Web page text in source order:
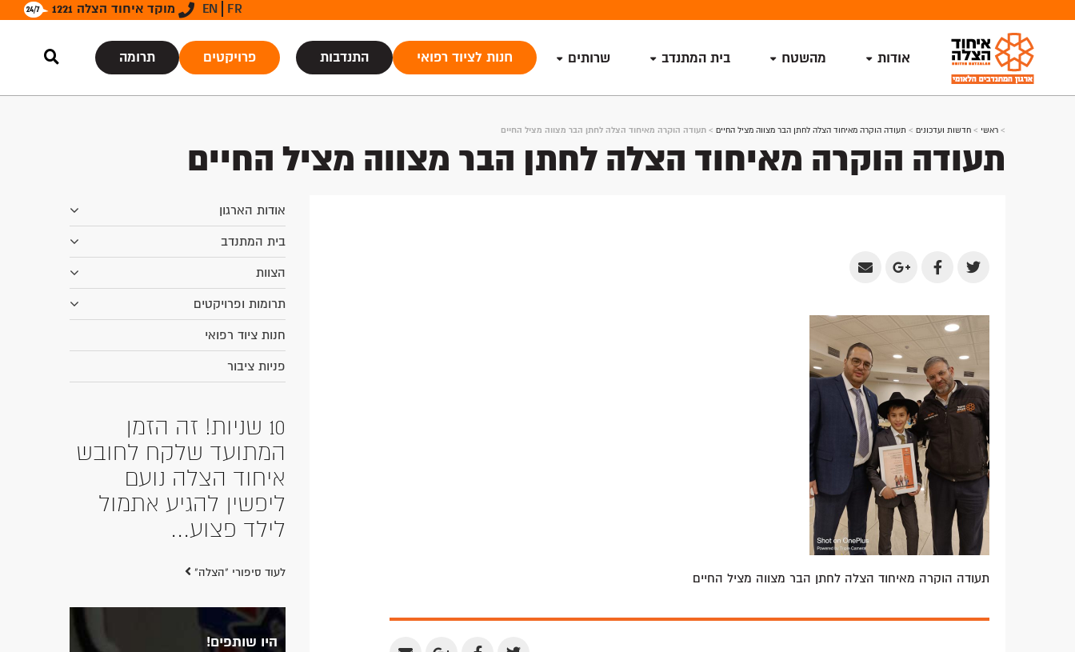
מוקד איחוד הצלה 1221 EN FR
אודות מהשטח בית המתנדב שרותים חנות לציוד רפואי התנדבות פרויקטים תרומה
> ראשי > חדשות ועדכונים > תעודה הוקרה מאיחוד הצלה לחתן הבר מצווה מציל החיים > תעודה הוקרה מאיחוד הצלה לחתן הבר מצווה מציל החיים
תעודה הוקרה מאיחוד הצלה לחתן הבר מצווה מציל החיים
Share
Twitter
Share
Facebook
Share
Google
Share
Email
תעודה הוקרה מאיחוד הצלה לחתן הבר מצווה מציל החיים
אודות הארגון
בית המתנדב
הצוות
תרומות ופרויקטים
חנות ציוד רפואי
פניות ציבור
10 שניות! זה הזמן
המתועד שלקח לחובש
איחוד הצלה נועם
ליפשין להגיע אתמול
לילד פצוע...
לעוד סיפורי "הצלה"
היו שותפים!